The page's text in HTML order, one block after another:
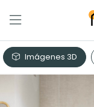
Imágenes 3D